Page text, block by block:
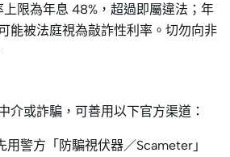
限為年息 48%，超過即屬違法；年
能被法庭視為敲詐性利率。切勿向非
介或詐騙，可善用以下官方渠道：
用警方「防騙視伏器／Scameter」